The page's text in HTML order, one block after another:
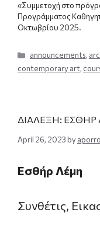
«Συμμετοχή στο
Προγράμματος
Οκτωβρίου 2025.
Categories
announcements,
contemporary art,
ΔΙΑΛΕΞΗ:
April 26, 2023by
Εσθήρ Λέμη
Συνθέτις,